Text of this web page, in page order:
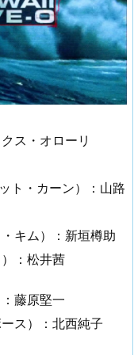
ス・オローリ
ト・カーン）：山路
キム）：新垣樽助
：松井茜
藤原堅一
ス）：北西純子